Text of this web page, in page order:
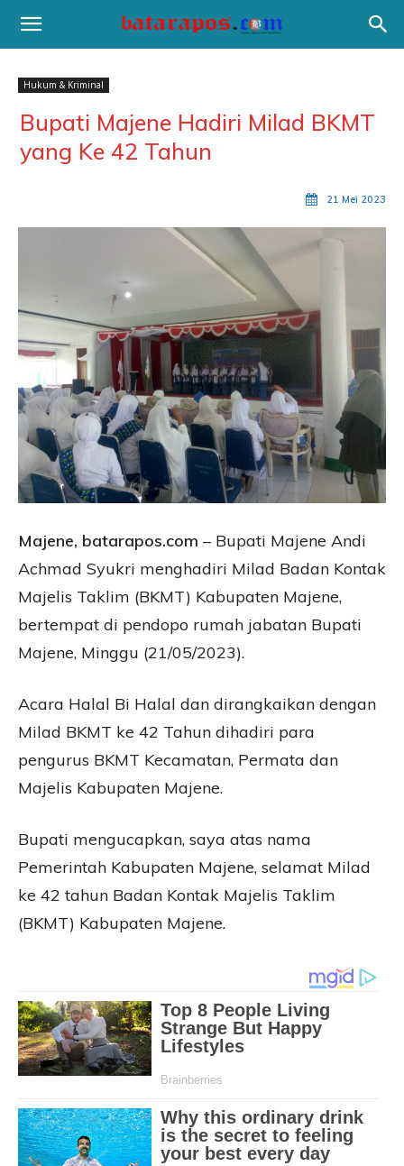
Hukum & Kriminal
Bupati Majene Hadiri Milad BKMT
yang Ke 42 Tahun
21 Mei 2023
Majene, batarapos.com – Bupati Majene Andi
Achmad Syukri menghadiri Milad Badan Kontak
Majelis Taklim (BKMT) Kabupaten Majene,
bertempat di pendopo rumah jabatan Bupati
Majene, Minggu (21/05/2023).
Acara Halal Bi Halal dan dirangkaikan dengan
Milad BKMT ke 42 Tahun dihadiri para
pengurus BKMT Kecamatan, Permata dan
Majelis Kabupaten Majene.
Bupati mengucapkan, saya atas nama
Pemerintah Kabupaten Majene, selamat Milad
ke 42 tahun Badan Kontak Majelis Taklim
(BKMT) Kabupaten Majene.